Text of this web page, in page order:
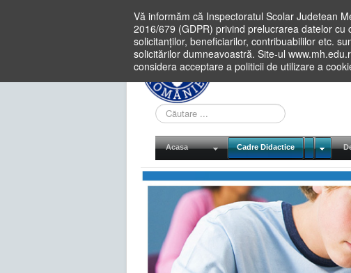
Vă informăm că Inspectoratul Scolar Judetean
2016/679 (GDPR) privind prelucrarea datelor
solicitanților, beneficiarilor, contribuabililor etc.
solicitărilor dumneavoastră. Site-ul
considera acceptare a politicii de utilizare a
Cauta
in
site
Acasa Cadre Didactice